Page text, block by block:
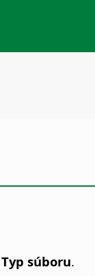
Typ súboru.